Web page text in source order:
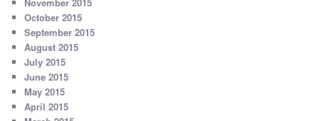
November 2015
October 2015
September 2015
August 2015
July 2015
June 2015
May 2015
April 2015